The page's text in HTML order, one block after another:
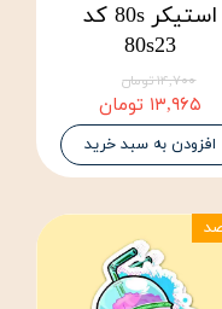
استیکر 80s کد
80s23
۱۴,۷۰۰ تومان
۱۳,۹۶۵ تومان
افزودن به سبد خرید